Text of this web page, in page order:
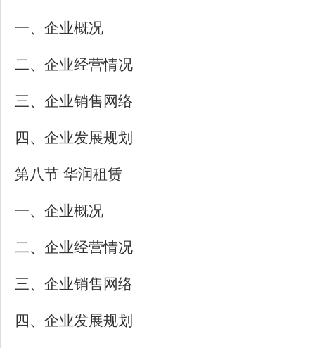
一、企业概况
二、企业经营情况
三、企业销售网络
四、企业发展规划
第八节 华润租赁
一、企业概况
二、企业经营情况
三、企业销售网络
四、企业发展规划